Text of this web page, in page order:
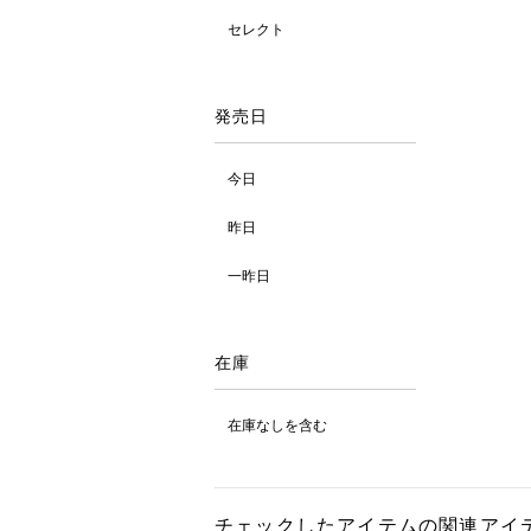
セレクト
発売日
今日
昨日
一昨日
在庫
在庫なしを含む
チェックしたアイテムの関連アイ